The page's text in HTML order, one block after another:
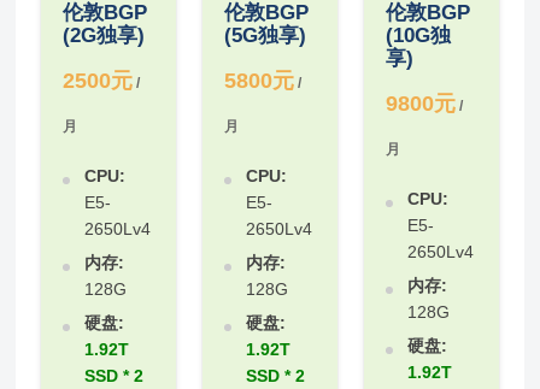
伦敦BGP
(2G独享)
2500元 /
月
CPU:
E5-
2650Lv4
内存:
128G
硬盘:
1.92T
SSD * 2
伦敦BGP
(5G独享)
5800元 /
月
CPU:
E5-
2650Lv4
内存:
128G
硬盘:
1.92T
SSD * 2
伦敦BGP
(10G独
享)
9800元/
月
CPU:
E5-
2650Lv4
内存:
128G
硬盘:
1.92T